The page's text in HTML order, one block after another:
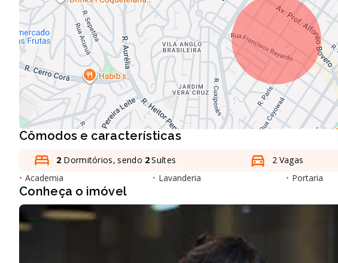
Cômodos e características
2 Dormitórios, sendo 2Suítes 2 Vagas
• Academia • Lavanderia • Portaria
Conheça o imóvel